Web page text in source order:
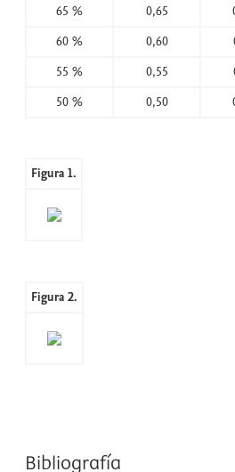
65 % 0,65
60 %
0,60
55 %
0,55
50 %
0,50
Figura 1.
Figura 2.
Bibliografía